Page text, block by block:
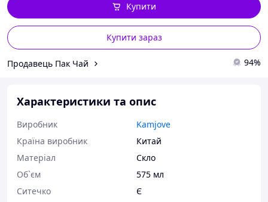
Купити зараз
Купити
Продавець Пак Чай 94%
Характеристики та опис
Виробник
Kamjove
Країна виробник
Китай
Матеріал
Скло
Об`єм
575 мл
Ситечко
Є